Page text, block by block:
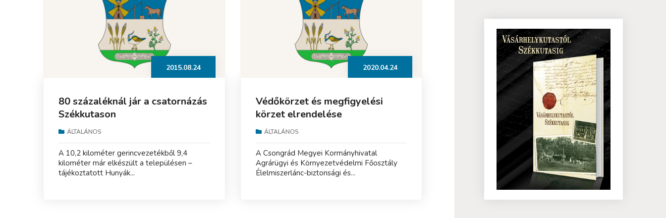
2015.08.24
80 százaléknál jár a csatornázás
Székkutason
ÁLTALÁNOS
A 10,2 kilométer gerincvezetékből 9,4
kilométer már elkészült a településen –
tájékoztatott Hunyák...
2020.04.24
Védőkörzet és megfigyelési
körzet elrendelése
ÁLTALÁNOS
A Csongrád Megyei Kormányhivatal
Agrárügyi és Környezetvédelmi Főosztály
Élelmiszerlánc-biztonsági és...